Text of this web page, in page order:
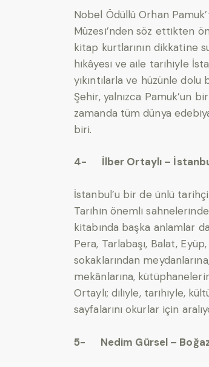
Nobel Ödüllü Orhan
Müzesi’nden söz ettikten
kitap kurtlarının dikkatine
hikâyesi ve aile tarihiyle
yıkıntılarla ve hüzünle
Şehir, yalnızca Pamuk’un
zamanda tüm dünya
biri.
4- İlber Ortaylı –
İstanbul’u bir de ünlü
Tarihin önemli
kitabında başka anlamlar
Pera, Tarlabaşı, Balat,
sokaklarından
mekânlarına,
Ortaylı; diliyle, tarihiyle,
sayfalarını okurlar için
5- Nedim Gürsel –